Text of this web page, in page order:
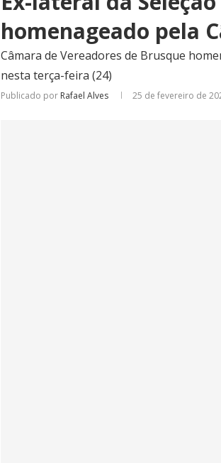
homenageado pela
Câmara de Vereadores de Brusque
nesta terça-feira (24)
Publicado por Rafael Alves 25 de fevereiro de